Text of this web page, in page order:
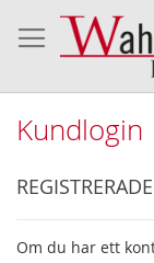
Kundlogin
Om du har ett